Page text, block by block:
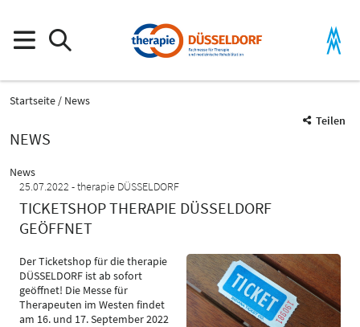
Startseite
News
Teilen
NEWS
News
25.07.2022
therapie DÜSSELDORF
TICKETSHOP THERAPIE DÜSSELDORF
GEÖFFNET
Der Ticketshop für die therapie
DÜSSELDORF ist ab sofort
geöffnet! Die Messe für
Therapeuten im Westen findet
am 16. und 17. September 2022